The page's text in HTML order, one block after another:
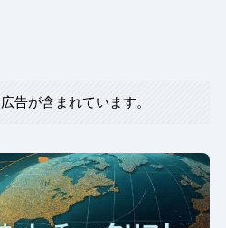
告が含まれています。